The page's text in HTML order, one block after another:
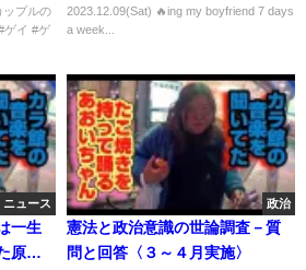
ップルの
ゲイ #ゲ
2023.12.09(Sat) 🔥ing my boyfriend 7 days
a week...
ニュース
一生
原画
政治
憲法と政治意識の世論調査－質
問と回答〈３～４月実施〉